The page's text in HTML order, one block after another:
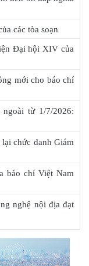
các tòa soạn
Đại hội XIV của
mới cho báo chí
từ 1/7/2026:
chức danh Giám
báo chí Việt Nam
nghệ nội địa đạt